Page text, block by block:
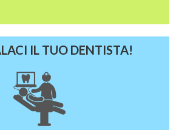
IL TUO DENTISTA!